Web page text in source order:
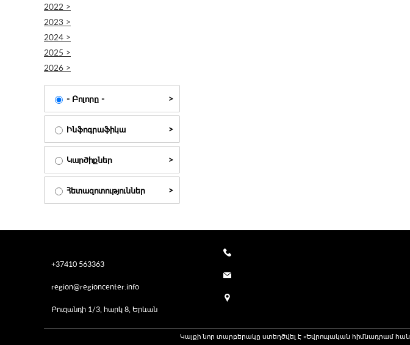
2022 >
2023 >
2024 >
2025 >
2026 >
- Բոլորը -
Ինֆոգրաֆիկա
Կարծիքներ
Հետազոտություններ
+37410 563363
region@regioncenter.info
Բուզանդի 1/3, հարկ 8, Երևան
Կայքի նոր տարբերակը ստեղծվել է «Եվրոպական հիմնադրամ